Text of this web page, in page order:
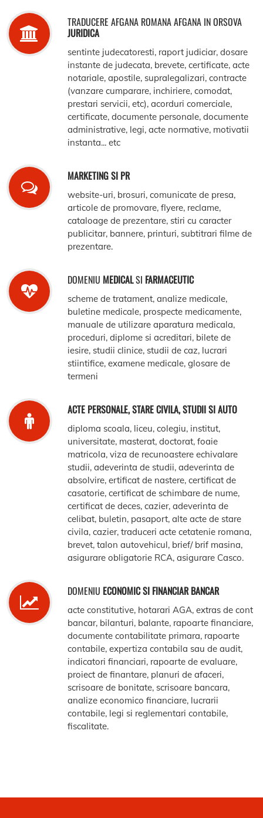
TRADUCERE AFGANA ROMANA AFGANA IN ORSOVA
JURIDICA
sentinte judecatoresti, raport judiciar, dosare
instante de judecata, brevete, certificate, acte
notariale, apostile, supralegalizari, contracte
(vanzare cumparare, inchiriere, comodat,
prestari servicii, etc), acorduri comerciale,
certificate, documente personale, documente
administrative, legi, acte normative, motivatii
instanta... etc
MARKETING SI PR
website-uri, brosuri, comunicate de presa,
articole de promovare, flyere, reclame,
cataloage de prezentare, stiri cu caracter
publicitar, bannere, printuri, subtitrari filme de
prezentare.
DOMENIU MEDICALSI FARMACEUTIC
scheme de tratament, analize medicale,
buletine medicale, prospecte medicamente,
manuale de utilizare aparatura medicala,
proceduri, diplome si acreditari, bilete de
iesire, studii clinice, studii de caz, lucrari
stiintifice, examene medicale, glosare de
termeni
ACTE PERSONALE, STARE CIVILA, STUDII SI AUTO
diploma scoala, liceu, colegiu, institut,
universitate, masterat, doctorat, foaie
matricola, viza de recunoastere echivalare
studii, adeverinta de studii, adeverinta de
absolvire, ertificat de nastere, certificat de
casatorie, certificat de schimbare de nume,
certificat de deces, cazier, adeverinta de
celibat, buletin, pasaport, alte acte de stare
civila, cazier, traduceri acte cetatenie romana,
brevet, talon autovehicul, brief/ brif masina,
asigurare obligatorie RCA, asigurare Casco.
DOMENIU ECONOMIC SI FINANCIAR BANCAR
acte constitutive, hotarari AGA, extras de cont
bancar, bilanturi, balante, rapoarte financiare,
documente contabilitate primara, rapoarte
contabile, expertiza contabila sau de audit,
indicatori financiari, rapoarte de evaluare,
proiect de finantare, planuri de afaceri,
scrisoare de bonitate, scrisoare bancara,
analize economico financiare, lucrarii
contabile, legi si reglementari contabile,
fiscalitate.